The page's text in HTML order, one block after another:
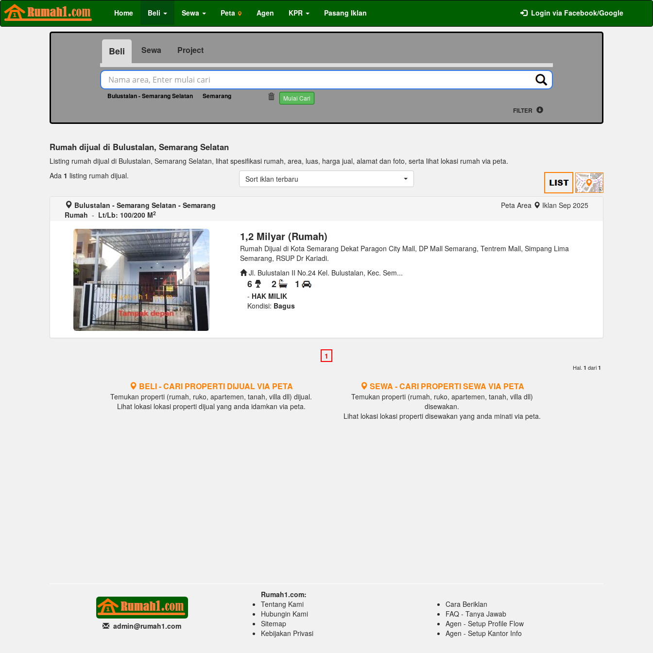
Home Beli Sewa Peta Agen KPR Pasang Iklan Login via Facebook/Google
Beli Sewa Project
Bulustalan - Semarang Selatan Semarang Mulai Cari
FILTER
Rumah dijual di Bulustalan, Semarang Selatan
Listing rumah dijual di Bulustalan, Semarang Selatan, lihat spesifikasi rumah, area, luas, harga jual, alamat dan foto, serta lihat lokasi rumah via peta.
Ada 1 listing rumah dijual. Sort iklan terbaru
Bulustalan - Semarang Selatan - Semarang
Rumah - Lt/Lb: 100/200 M2
Peta Area Iklan Sep 2025
1,2 Milyar (Rumah)
Rumah Dijual di Kota Semarang Dekat Paragon City Mall, DP Mall Semarang, Tentrem Mall, Simpang Lima
Semarang, RSUP Dr Kariadi.
Jl. Bulustalan II No.24 Kel. Bulustalan, Kec. Sem...
6 2 1
- HAK MILIK
Kondisi: Bagus
Hal. 1 dari 1
BELI - CARI PROPERTI DIJUAL VIA PETA
Temukan properti (rumah, ruko, apartemen, tanah, villa dll) dijual.
Lihat lokasi lokasi properti dijual yang anda idamkan via peta.
SEWA - CARI PROPERTI SEWA VIA PETA
Temukan properti (rumah, ruko, apartemen, tanah, villa dll)
disewakan.
Lihat lokasi lokasi properti disewakan yang anda minati via peta.
admin@rumah1.com
Rumah1.com:
Tentang Kami
Hubungin Kami
Sitemap
Kebijakan Privasi
Cara Beriklan
FAQ - Tanya Jawab
Agen - Setup Profile Flow
Agen - Setup Kantor Info